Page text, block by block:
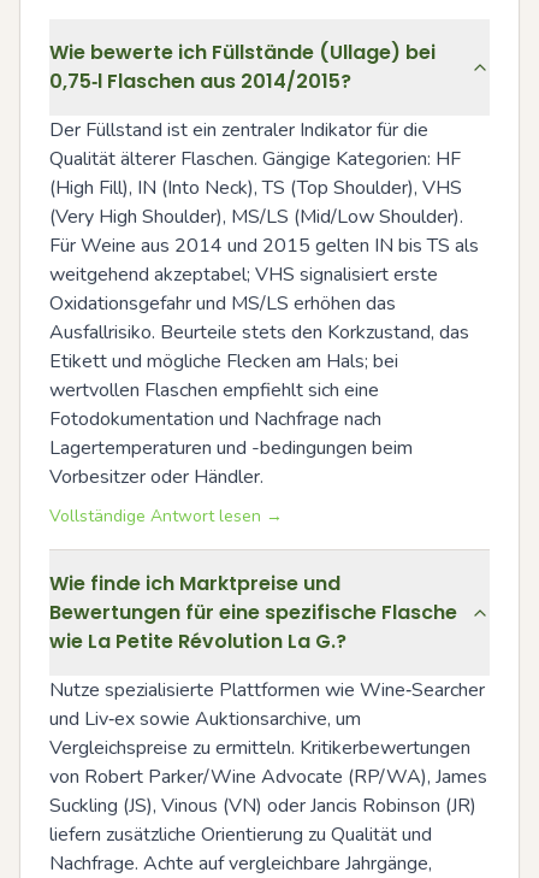
Wie bewerte ich Füllstände (Ullage) bei
0,75‑l Flaschen aus 2014/2015?
Der Füllstand ist ein zentraler Indikator für die
Qualität älterer Flaschen. Gängige Kategorien: HF
(High Fill), IN (Into Neck), TS (Top Shoulder), VHS
(Very High Shoulder), MS/LS (Mid/Low Shoulder).
Für Weine aus 2014 und 2015 gelten IN bis TS als
weitgehend akzeptabel; VHS signalisiert erste
Oxidationsgefahr und MS/LS erhöhen das
Ausfallrisiko. Beurteile stets den Korkzustand, das
Etikett und mögliche Flecken am Hals; bei
wertvollen Flaschen empfiehlt sich eine
Fotodokumentation und Nachfrage nach
Lagertemperaturen und -bedingungen beim
Vorbesitzer oder Händler.
Vollständige Antwort lesen →
Wie finde ich Marktpreise und
Bewertungen für eine spezifische Flasche
wie La Petite Révolution La G.?
Nutze spezialisierte Plattformen wie Wine‑Searcher
und Liv‑ex sowie Auktionsarchive, um
Vergleichspreise zu ermitteln. Kritikerbewertungen
von Robert Parker/Wine Advocate (RP/WA), James
Suckling (JS), Vinous (VN) oder Jancis Robinson (JR)
liefern zusätzliche Orientierung zu Qualität und
Nachfrage. Achte auf vergleichbare Jahrgänge,